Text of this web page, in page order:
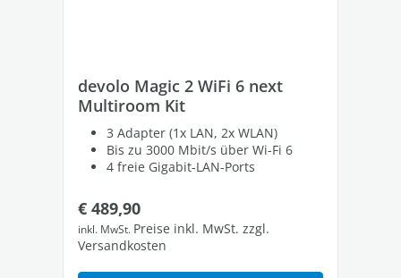
devolo Magic 2 WiFi 6 next
Multiroom Kit
3 Adapter (1x LAN, 2x WLAN)
Bis zu 3000 Mbit/s über Wi-Fi 6
4 freie Gigabit-LAN-Ports
Regulärer Preis:
€ 489,90
inkl. MwSt. Preise inkl. MwSt. zzgl.
Versandkosten